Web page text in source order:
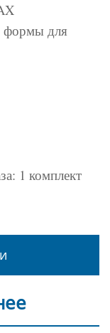
формы для
1 комплект